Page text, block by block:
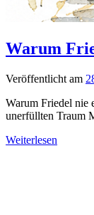
Warum
Veröffentlicht am
Warum Friedel nie
unerfüllten Traum
Weiterlesen